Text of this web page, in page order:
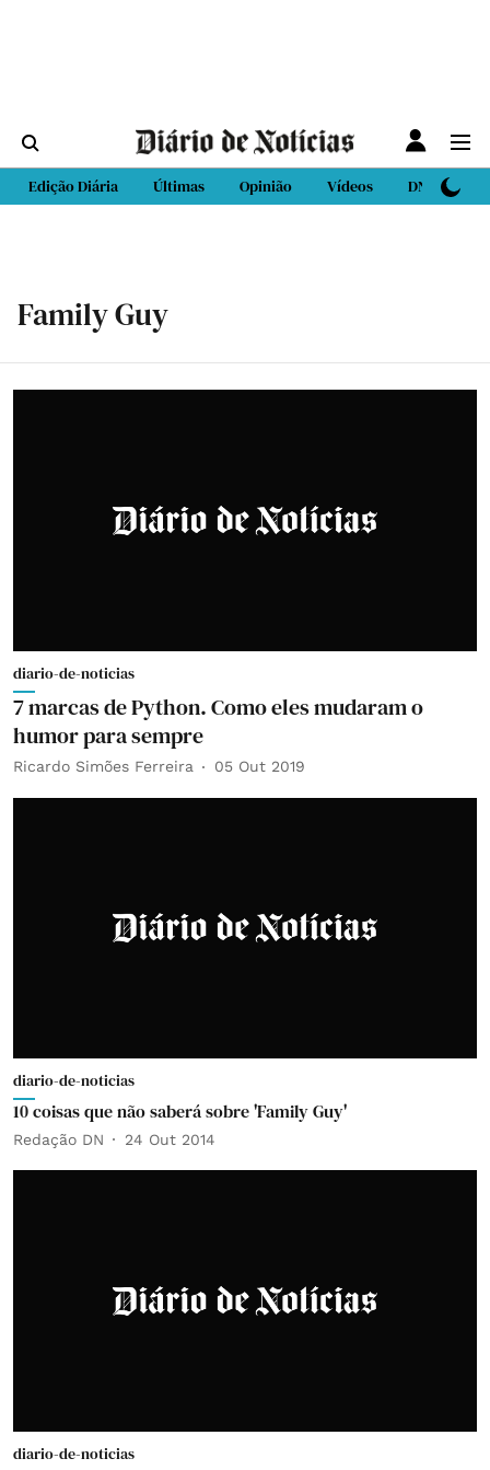
Edição Diária Últimas Opinião Vídeos DN Sport
Family Guy
diario-de-noticias
7 marcas de Python. Como eles mudaram o
humor para sempre
Ricardo Simões Ferreira 05 Out 2019
diario-de-noticias
10 coisas que não saberá sobre 'Family Guy'
Redação DN 24 Out 2014
diario-de-noticias